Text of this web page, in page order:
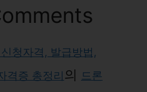
청자격, 발급방법,
격증 총정리 의 드론